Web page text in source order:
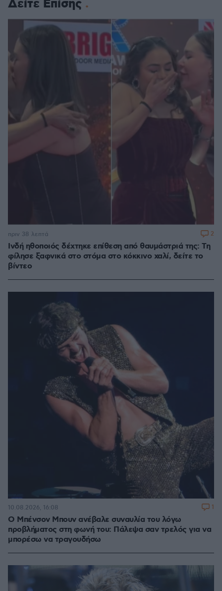
Δείτε Επίσης
Ινδή ηθοποιός δέχτηκε επίθεση από θαυμάστριά της: Τη
φίλησε ξαφνικά στο στόμα στο κόκκινο χαλί, δείτε το
βίντεο
πριν 38 λεπτά 2
Ο Μπένσον Μπουν ανέβαλε συναυλία του λόγω
προβλήματος στη φωνή του: Πάλεψα σαν τρελός για να
μπορέσω να τραγουδήσω
10.08.2026, 16:08 1